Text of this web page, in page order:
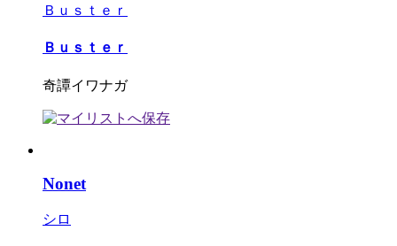
Ｂｕｓｔｅｒ
Ｂｕｓｔｅｒ
奇譚イワナガ
Nonet
シロ